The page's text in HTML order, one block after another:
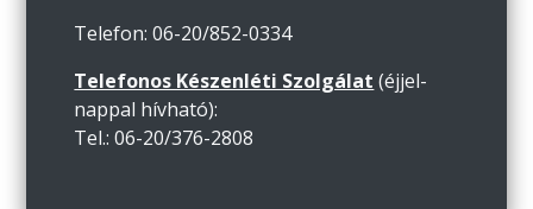
Telefon: 06-20/852-0334
Telefonos Készenléti Szolgálat (éjjel-
nappal hívható):
Tel.: 06-20/376-2808